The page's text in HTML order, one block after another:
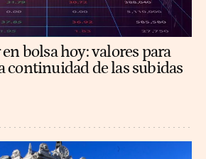
bolsa hoy: valores para
continuidad de las subidas